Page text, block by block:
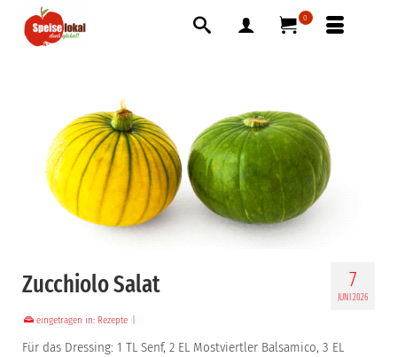
0
7
JUNI 2026
Zucchiolo Salat
eingetragen in: Rezepte
Für das Dressing: 1 TL Senf, 2 EL Mostviertler Balsamico, 3 EL